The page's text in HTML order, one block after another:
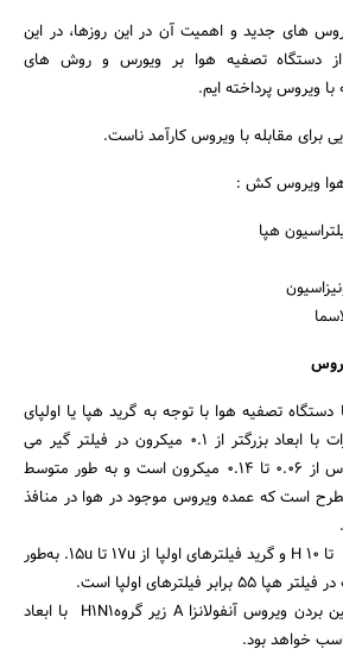
جستجو
های جدید و اهمیت آن در این روزها، در این
از دستگاه تصفیه هوا بر ویورس و روش های
با ویروس پرداخته ایم.
برای مقابله با ویروس کارآمد ناست.
هوا ویروس کش :
هپا
تصفیه هوا با توجه به گرید هپا یا اولپای
مورد استفاده در فیلتر، ذرات با ابعاد بزرگتر از 0.1 میکرون در فیلتر گیر می
افتد. در حالیکه سایز ویروس از 0.06 تا 0.14 میکرون است و به طور متوسط
ویروس مطرح است که عمده ویروس موجود در هوا در منافذ
گرید فیلترهای هپا از 14H تا 10 H و گرید فیلترهای اولپا از 17u تا 15u. به‌طور
فیلترهای اولپا است.
و اولپا برای از بین بردن ویروس آنفولانزا A زیر گروه‏H1N1 با ابعاد